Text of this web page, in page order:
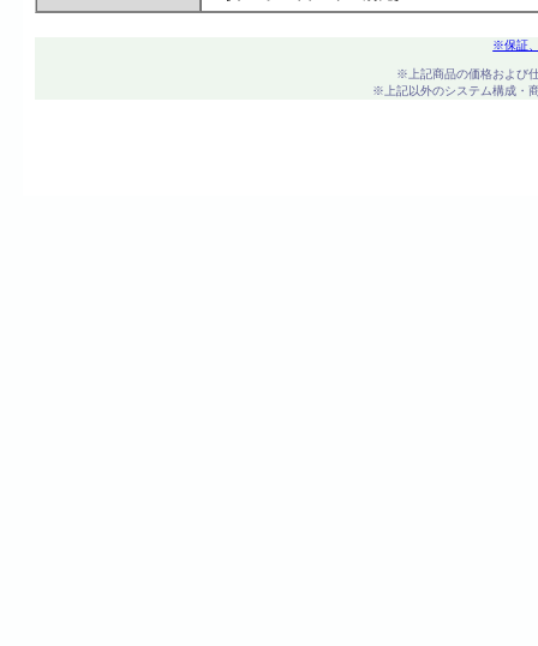
※保証
※上記商品の価格および
※上記以外のシステム構成・